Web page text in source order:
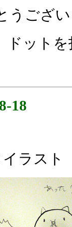
うござ
ドット
18
イラス